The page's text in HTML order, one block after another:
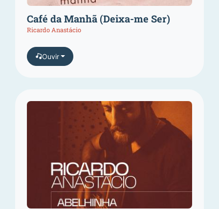
Café da Manhã (Deixa-me Ser)
Ricardo Anastácio
Ouvir